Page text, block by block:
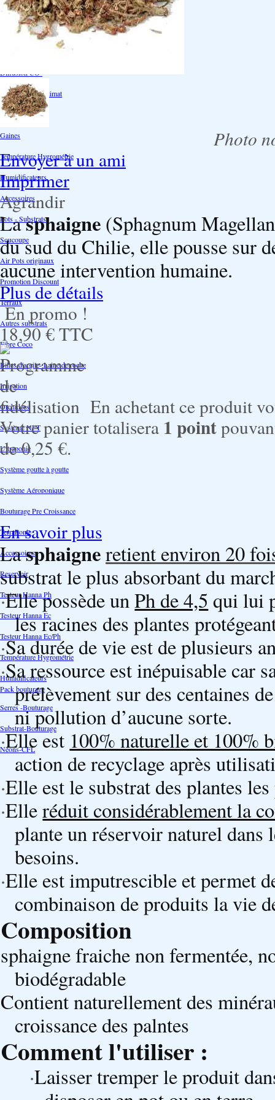
Ventilation
Ioniseur d'air -AirBulter
Diffusion CO²
Contrôleurs de climat
Silencieux
Gaines
Température Hygrométrie
Humidificateurs
Accessoires
Pots - Substrats
Soucoupe
Air Pots originaux
Promotion Discount
Terraux
Autres substrats
Fibre Coco
Billes d'argile- Laine de roche
Irrigation
Orchidées
Système NFT
Ultraponie
Système goutte à goutte
Système Aéroponique
Bouturage Pre Croissance
TerraPonie
Accessoires
Reservoir
Testeur Hanna Ph
Testeur Hanna Ec
Testeur Hanna Ec/Ph
Température Hygrométrie
Humidificateurs
Pack bouturage
Serres -Bouturage
Substrat-Bouturage
Néons-CFL
Photo
Envoyer à un ami
Imprimer
Agrandir
Lasphaigne (Sphagnum
du sud du Chilie, elle pousse sur
aucune intervention humaine.
Plus de détails
En promo !
18,90 €TTC
En achetant ce produit
Votre panier totalisera 1 point
de0,25 €.
En savoir plus
Lasphaigneretient environ 20
substrat le plus absorbant du
·Elle possède unPh de 4,5 qui lui
les racines des plantes
·Sa durée de vie est de plusieurs
·Sa ressource est inépuisable car
prélèvement sur des centaines
ni pollution d’aucune sorte.
·Elle est 100% naturelle et 100%
action de recyclage après
·Elle est le substrat des plantes
·Elleréduit considérablement la
plante un réservoir naturel dans
besoins.
·Elle est imputrescible et permet
combinaison de produits la vie
Composition
sphaigne fraiche non fermentée,
biodégradable
Contient naturellement des
croissance des palntes
Comment l'utiliser :
·Laisser tremper le produit